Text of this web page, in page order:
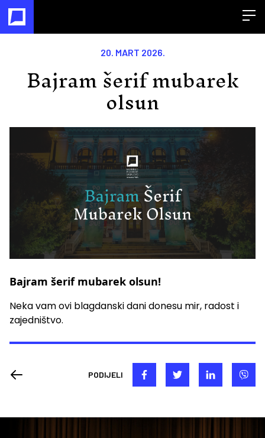
20. MART 2026.
Bajram šerif mubarek
olsun
Bajram šerif mubarek olsun!
Neka vam ovi blagdanski dani donesu mir, radost i
zajedništvo.
PODIJELI